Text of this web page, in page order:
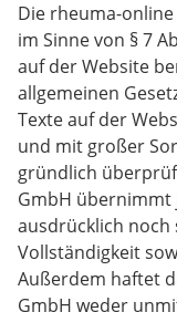
Die rheuma-
im Sinne von § 7
auf der Website
allgemeinen
Texte auf der
und mit großer
gründlich
GmbH übernimmt
ausdrücklich noch
Vollständigkeit
Außerdem haftet
GmbH weder